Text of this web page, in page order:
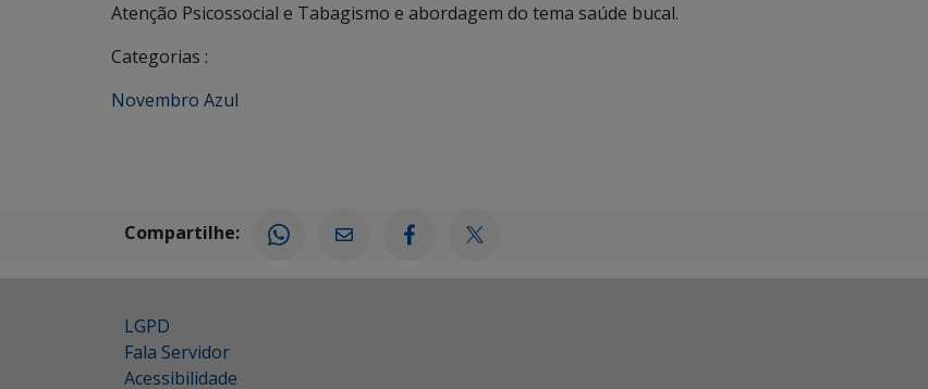
Atenção Psicossocial e Tabagismo e abordagem do tema saúde bucal.
Categorias :
Novembro Azul
Compartilhe:
LGPD
Fala Servidor
Acessibilidade